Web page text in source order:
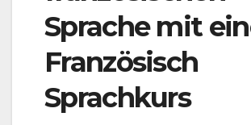
Sprache mit
Französisch
Sprachkurs